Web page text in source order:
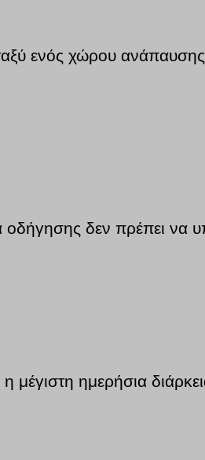
ενός χώρου
δεν πρέπει να
ημερήσια